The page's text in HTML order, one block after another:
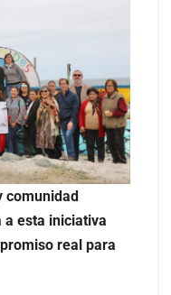
comunidad
a esta iniciativa
real para